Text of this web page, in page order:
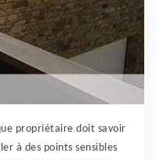
propriétaire doit savoir
à des points sensibles